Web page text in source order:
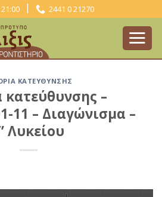
| 2441 0 21270
ΚΑΤΕΎΘΥΝΣΗΣ
κατεύθυνσης –
11 – Διαγώνισμα –
Λυκείου